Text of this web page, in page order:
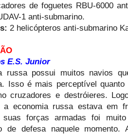
de foguetes RBU-6000
1 anti-submarino.
2 helicópteros anti-submarino
E.S. Junior
russa possui muitos navios
Isso é mais perceptível
cruzadores e destróieres.
a economia russa estava em
forças armadas foi
de defesa naquele momento.